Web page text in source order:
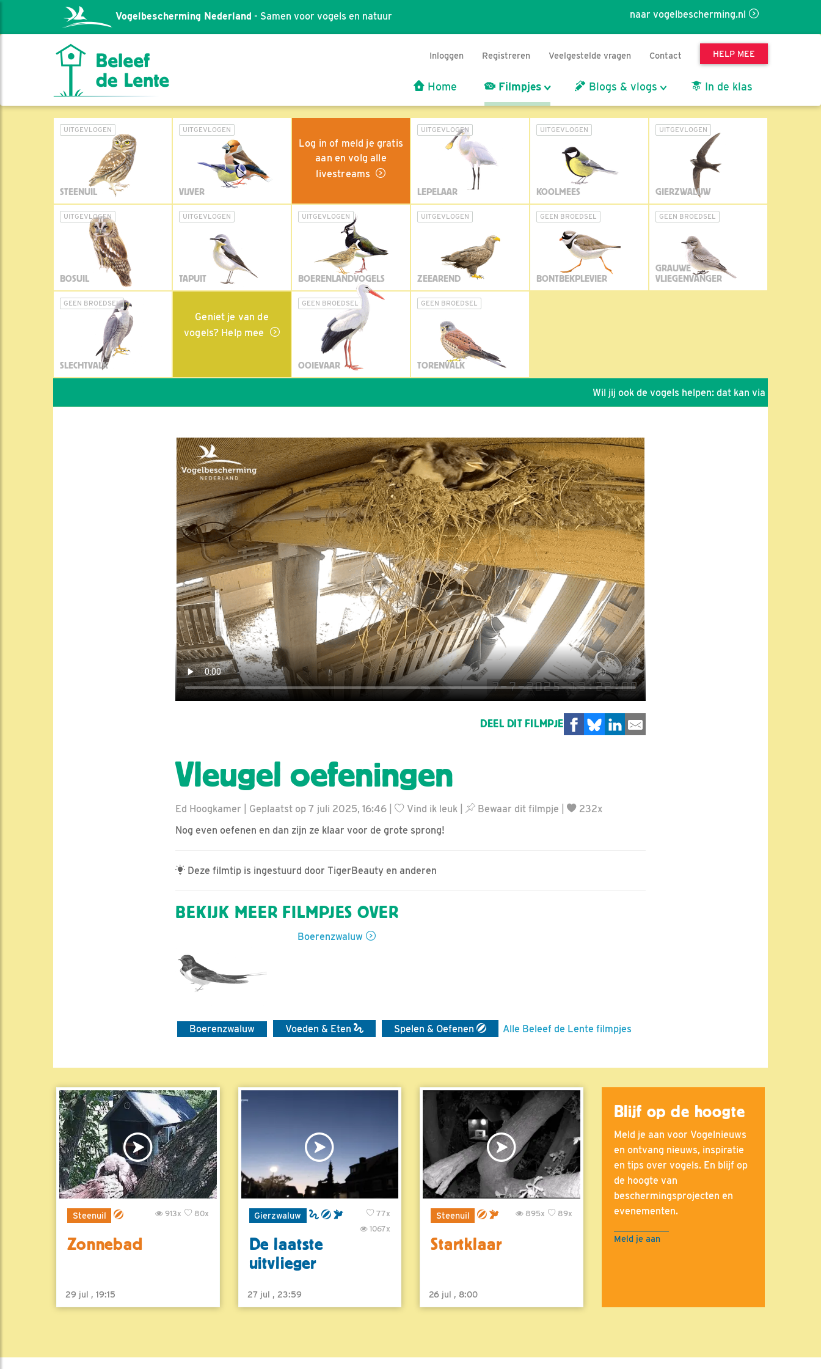
naar vogelbescherming.nl
Vogelbescherming Nederland - Samen voor vogels en natuur
Inloggen Registreren Veelgestelde vragen Contact HELP MEE
Home Filmpjes Blogs & vlogs In de klas
UITGEVLOGEN
STEENUIL
UITGEVLOGEN
VIJVER
Log in of meld je gratis
aan en volg alle
livestreams
UITGEVLOGEN
LEPELAAR
UITGEVLOGEN
KOOLMEES
UITGEVLOGEN
GIERZWALUW
UITGEVLOGEN
BOSUIL
UITGEVLOGEN
TAPUIT
UITGEVLOGEN
BOERENLANDVOGELS
UITGEVLOGEN
ZEEAREND
GEEN BROEDSEL
BONTBEKPLEVIER
GEEN BROEDSEL
GRAUWE
VLIEGENVANGER
GEEN BROEDSEL
SLECHTVALK
Geniet je van de
vogels? Help mee
GEEN BROEDSEL
OOIEVAAR
GEEN BROEDSEL
TORENVALK
Wil jij ook de vogels helpen: dat kan via de link!
DEEL DIT FILMPJE
Vleugel oefeningen
Ed Hoogkamer | Geplaatst op 7 juli 2025, 16:46 | Vind ik leuk Bewaar dit filmpje
232x
Nog even oefenen en dan zijn ze klaar voor de grote sprong!
Deze filmtip is ingestuurd door TigerBeauty en anderen
BEKIJK MEER FILMPJES OVER
Boerenzwaluw
Boerenzwaluw Voeden & Eten Spelen & Oefenen Alle Beleef de Lente filmpjes
Steenuil 80x
913x
Zonnebad
29 jul , 19:15
Gierzwaluw
77x
1067x
De laatste
uitvlieger
27 jul , 23:59
Steenuil 89x
895x
Startklaar
26 jul , 8:00
Blijf op de hoogte
Meld je aan voor Vogelnieuws
en ontvang nieuws, inspiratie
en tips over vogels. En blijf op
de hoogte van
beschermingsprojecten en
evenementen.
Meld je aan